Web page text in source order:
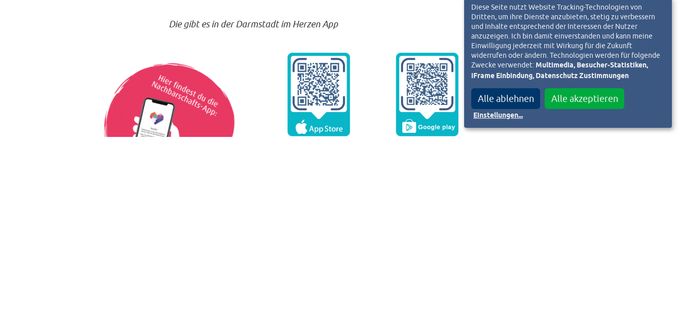
Die gibt es in der Darmstadt im Herzen App
Diese Seite nutzt Website Tracking-Technologien von
Dritten, um ihre Dienste anzubieten, stetig zu verbessern
und Inhalte entsprechend der Interessen der Nutzer
anzuzeigen. Ich bin damit einverstanden und kann meine
Einwilligung jederzeit mit Wirkung für die Zukunft
widerrufen oder ändern. Technologien werden für folgende
Zwecke verwendet:Multimedia, Besucher-Statistiken,
iFrame Einbindung, Datenschutz Zustimmungen
Alle ablehnen Alle akzeptieren
Einstellungen...